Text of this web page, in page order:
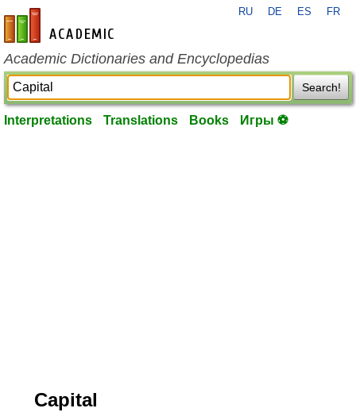
en-academic.com
RU DE ES FR
Academic Dictionaries and Encyclopedias
Search!
Interpretations Translations Books Игры ⚽
Capital